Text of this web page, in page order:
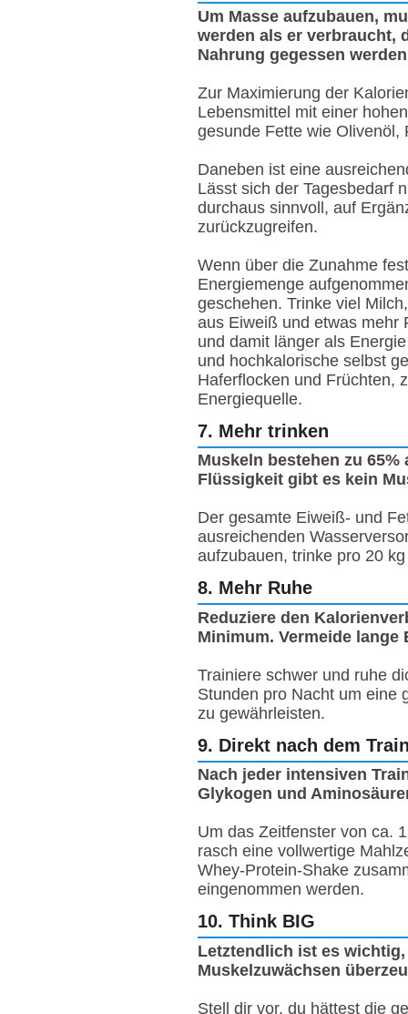
Um Masse aufzubauen,
werden als er verbraucht,
Nahrung gegessen
Zur Maximierung der
Lebensmittel mit einer
gesunde Fette wie Olivenöl,
Daneben ist eine
Lässt sich der Tagesbedarf
durchaus sinnvoll, auf
zurückzugreifen.
Wenn über die Zunahme
Energiemenge
geschehen. Trinke viel
aus Eiweiß und etwas mehr
und damit länger als
und hochkalorische selbst
Haferflocken und Früchten,
Energiequelle.
7. Mehr trinken
Muskeln bestehen zu 65%
Flüssigkeit gibt es kein
Der gesamte Eiweiß- und
ausreichenden
aufzubauen, trinke pro 20
8. Mehr Ruhe
Reduziere den
Minimum. Vermeide
Trainiere schwer und ruhe
Stunden pro Nacht um eine
zu gewährleisten.
9. Direkt nach dem
Nach jeder intensiven
Glykogen und
Um das Zeitfenster von ca.
rasch eine vollwertige
Whey-Protein-Shake
eingenommen werden.
10. Think BIG
Letztendlich ist es
Muskelzuwächsen
Stell dir vor, du hättest die